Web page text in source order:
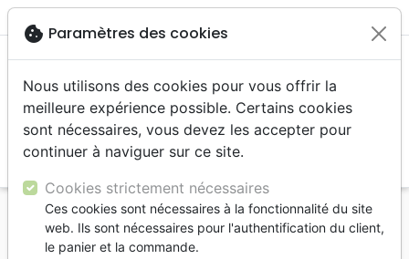
menu
Accueil Livres
Personne, santé
Guérison, relation d'aide
cookie Paramètres des cookies
Nous utilisons des cookies pour vous offrir la
meilleure expérience possible. Certains cookies
sont nécessaires, vous devez les accepter pour
continuer à naviguer sur ce site.
Cookies strictement nécessaires
Ces cookies sont nécessaires à la fonctionnalité du site
web. Ils sont nécessaires pour l'authentification du client,
le panier et la commande.